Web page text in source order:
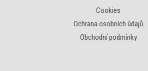
Cookies
Ochrana osobních údajů
Obchodní podmínky